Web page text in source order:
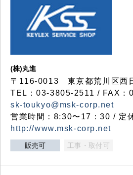
(株)丸進
〒116-0013 東京都荒川区西
TEL：03-3805-2511 / FAX：
sk-toukyo@msk-corp.net
営業時間：8:30〜17：30 / 定
http://www.msk-corp.net
販売可 工事・取付可